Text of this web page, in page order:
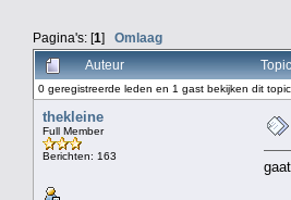
Pagina's: [1] Omlaag
Auteur
0 geregistreerde leden en 1 gast bekijken dit topic.
thekleine
Full Member
Berichten: 163